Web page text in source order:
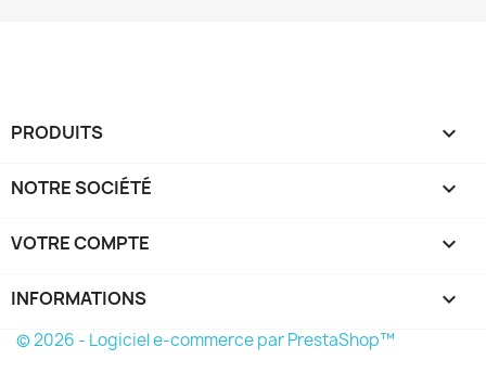
PRODUITS 
NOTRE SOCIÉTÉ 
VOTRE COMPTE 
INFORMATIONS keyboard_arrow_down
© 2026 - Logiciel e-commerce par PrestaShop™